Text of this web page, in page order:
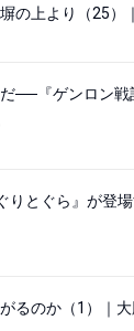
の上より（25）
──『ゲンロン
りとぐら』が登
るのか（1）｜